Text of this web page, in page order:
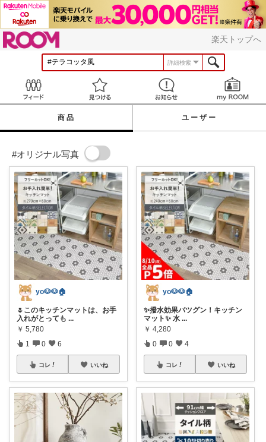
楽天トップへ
詳細検索
見つける お知らせ
商品 ユーザー
#オリジナル写真
yo🐶🐶🏠
🌷このキッチンマットは、お手
入れがとっても ...
￥ 5,780
1 0 6
コレ いいね
yo🐶🐶🏠
✨撥水効果バツグン！キッチン
マット✨ 水 ...
￥ 4,280
0 0 4
コレ いいね